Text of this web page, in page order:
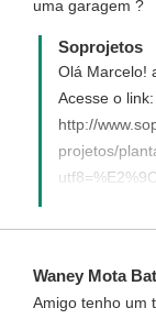
uma garagem ?
Soprojetos
Olá Marcelo!
Acesse o link:
http://
projetos/
ajustam ao
acordo com
Waney Mota
Amigo tenho um